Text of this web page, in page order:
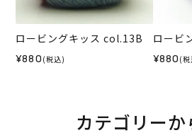
ロービングキッス col.13B
¥880 (税込)
ロービ
¥880 (税
カテゴリーか